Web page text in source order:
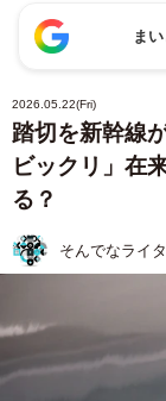
ま
2026.05.22(Fri)
踏切を新幹線
ビックリ」在
る？
そんでなライ